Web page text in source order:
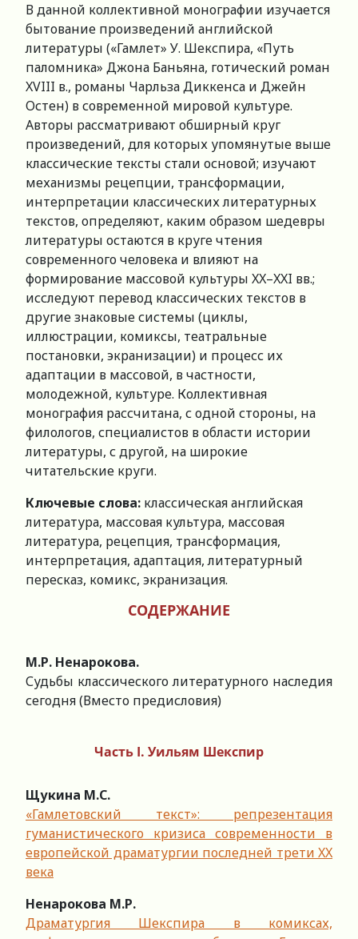
В данной коллективной монографии изучается
бытование произведений английской
литературы («Гамлет» У. Шекспира, «Путь
паломника» Джона Баньяна, готический роман
XVIII в., романы Чарльза Диккенса и Джейн
Остен) в современной мировой культуре.
Авторы рассматривают обширный круг
произведений, для которых упомянутые выше
классические тексты стали основой; изучают
механизмы рецепции, трансформации,
интерпретации классических литературных
текстов, определяют, каким образом шедевры
литературы остаются в круге чтения
современного человека и влияют на
формирование массовой культуры XX–XXI вв.;
исследуют перевод классических текстов в
другие знаковые системы (циклы,
иллюстрации, комиксы, театральные
постановки, экранизации) и процесс их
адаптации в массовой, в частности,
молодежной, культуре. Коллективная
монография рассчитана, с одной стороны, на
филологов, специалистов в области истории
литературы, с другой, на широкие
читательские круги.
Ключевые слова: классическая английская
литература, массовая культура, массовая
литература, рецепция, трансформация,
интерпретация, адаптация, литературный
пересказ, комикс, экранизация.
СОДЕРЖАНИЕ
М.Р. Ненарокова.
Судьбы классического литературного наследия
сегодня (Вместо предисловия)
Часть I. Уильям Шекспир
Щукина М.С.
«Гамлетовский текст»: репрезентация
гуманистического кризиса современности в
европейской драматургии последней трети XX
века
Ненарокова М.Р.
Драматургия Шекспира в комиксах,